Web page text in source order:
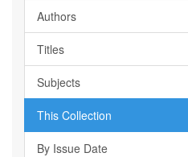
Authors
Titles
Subjects
This Collection
By Issue Date